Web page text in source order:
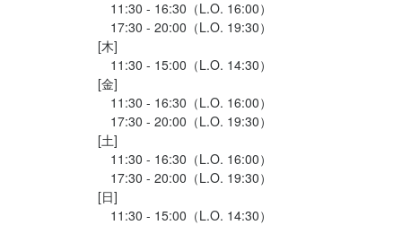
11:30 - 16:30（L.O. 16:00）
17:30 - 20:00（L.O. 19:30）
[木]
11:30 - 15:00（L.O. 14:30）
[金]
11:30 - 16:30（L.O. 16:00）
17:30 - 20:00（L.O. 19:30）
[土]
11:30 - 16:30（L.O. 16:00）
17:30 - 20:00（L.O. 19:30）
[日]
11:30 - 15:00（L.O. 14:30）